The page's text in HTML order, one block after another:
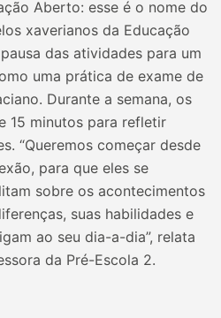
Aberto: esse é o nome do
xaverianos da Educação
das atividades para um
uma prática de exame de
Durante a semana, os
15 minutos para refletir
“Queremos começar desde
para que eles se
sobre os acontecimentos
suas habilidades e
ao seu dia-a-dia”, relata
da Pré-Escola 2.